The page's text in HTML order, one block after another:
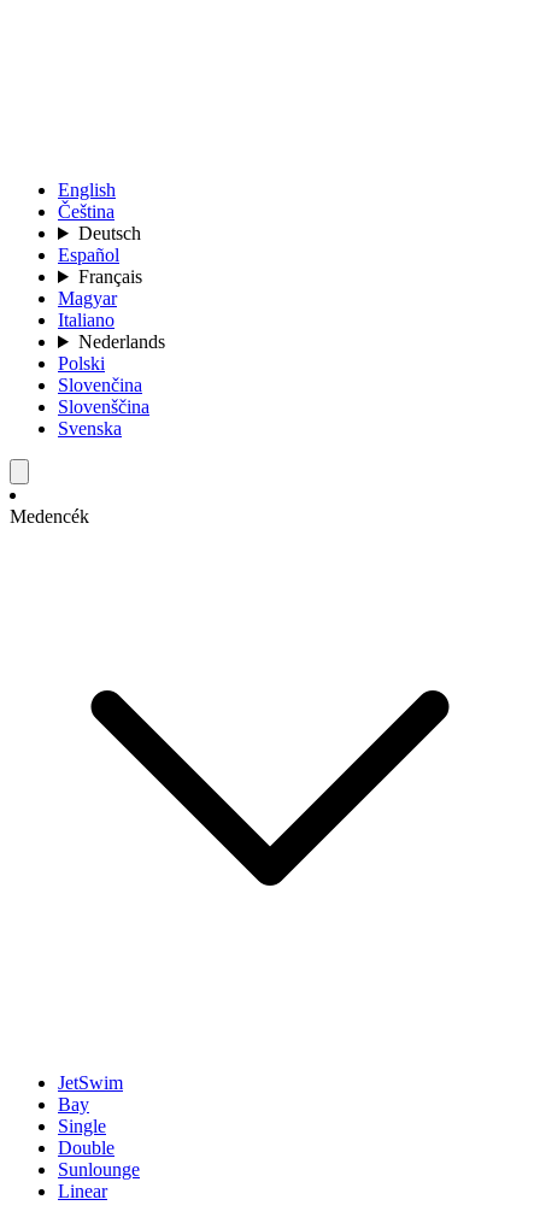
English
Čeština
Deutsch
Español
Français
Magyar
Italiano
Nederlands
Polski
Slovenčina
Slovenščina
Svenska
Medencék
JetSwim
Bay
Single
Double
Sunlounge
Linear